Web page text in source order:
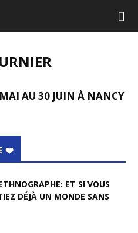
AU 30 JUIN À NANCY
❤️
ET SI VOUS
DÉJÀ UN MONDE SANS